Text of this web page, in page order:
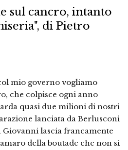
sul cancro, intanto
di Pietro
mio governo vogliamo
che colpisce ogni anno
quasi due milioni di nostri
lanciata da Berlusconi
Giovanni lascia francamente
della boutade che non si